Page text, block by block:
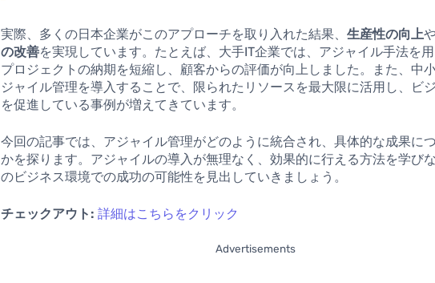
実際、多くの日本企業がこのアプローチを取り入れた結果、生産性の向上
の改善を実現しています。たとえば、大手IT企業では、アジャイル手法を
プロジェクトの納期を短縮し、顧客からの評価が向上しました。また、中
ジャイル管理を導入することで、限られたリソースを最大限に活用し、ビ
を促進している事例が増えてきています。
今回の記事では、アジャイル管理がどのように統合され、具体的な成果に
かを探ります。アジャイルの導入が無理なく、効果的に行える方法を学び
のビジネス環境での成功の可能性を見出していきましょう。
チェックアウト: 詳細はこちらをクリック
Advertisements